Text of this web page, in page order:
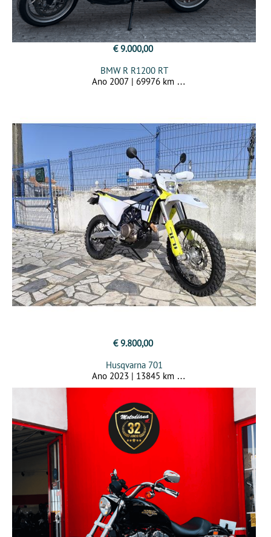
€ 9.000,00
BMW R R1200 RT
Ano 2007 | 69976 km
€ 9.800,00
Husqvarna 701
Ano 2023 | 13845 km